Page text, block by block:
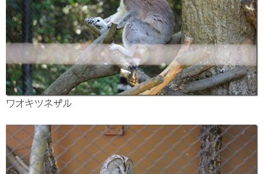
ワオキツネザル